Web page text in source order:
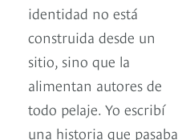
identidad no está
construida desde un
sitio, sino que la
alimentan autores de
todo pelaje. Yo escribí
una historia que pasaba